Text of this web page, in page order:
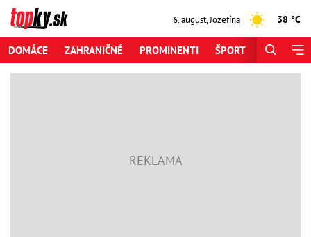
6. august,Jozefína 38 °C
DOMÁCE ZAHRANIČNÉ PROMINENTI ŠPORT